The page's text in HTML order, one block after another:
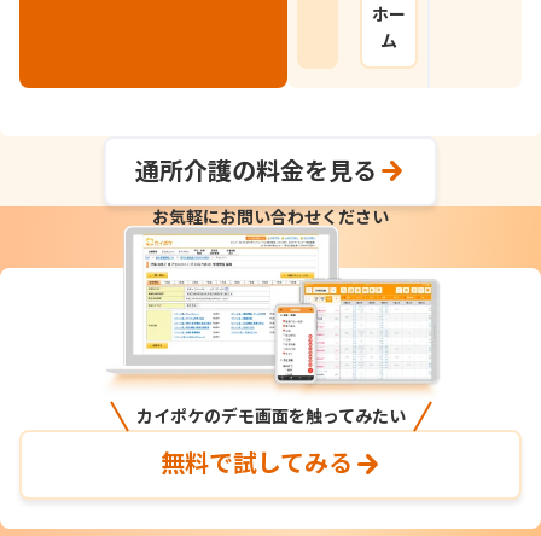
ホー
ム
通所介護の料金を見る
お気軽にお問い合わせください
カイポケのデモ画面を触ってみたい
無料で試してみる